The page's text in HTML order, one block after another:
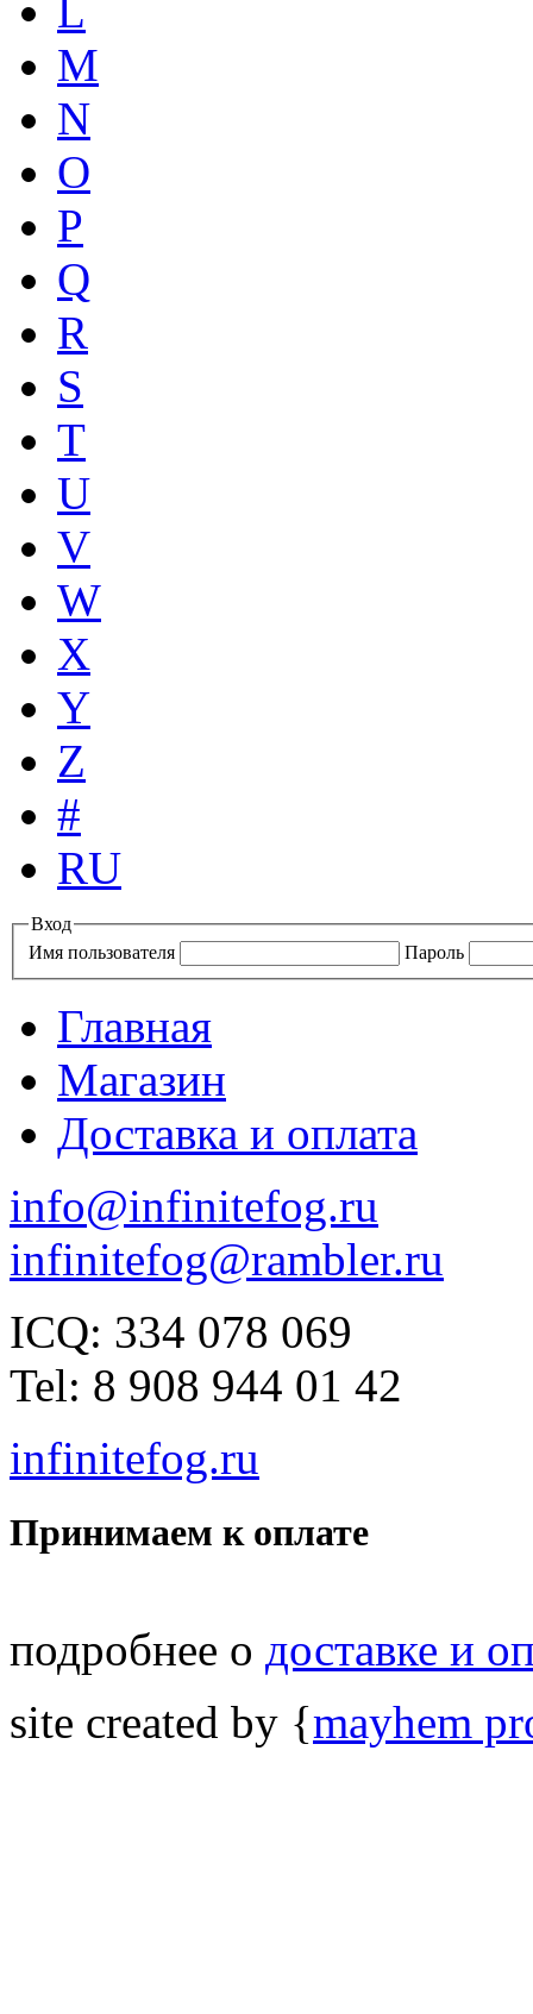
L
M
N
O
P
Q
R
S
T
U
V
W
X
Y
Z
#
RU
Вход
Имя пользователя
Пароль
Главная
Магазин
Доставка и оплата
info@infinitefog.ru
infinitefog@rambler.ru
ICQ: 334 078 069
Tel: 8 908 944 01 42
infinitefog.ru
Принимаем к оплате
подробнее о доставке и
site created by {mayhem